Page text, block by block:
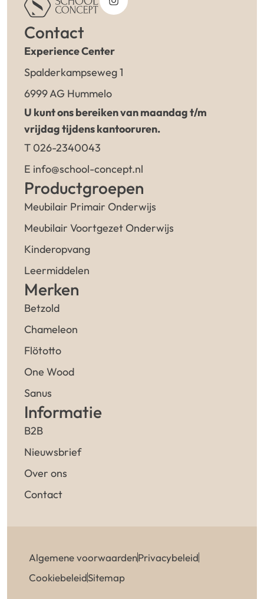
Contact
Experience Center
Spalderkampseweg 1
6999 AG Hummelo
U kunt ons bereiken van maandag t/m
vrijdag tijdens kantooruren.
T 026-2340043
E info@school-concept.nl
Productgroepen
Meubilair Primair Onderwijs
Meubilair Voortgezet Onderwijs
Kinderopvang
Leermiddelen
Merken
Betzold
Chameleon
Flötotto
One Wood
Sanus
Informatie
B2B
Nieuwsbrief
Over ons
Contact
Algemene voorwaardenPrivacybeleid
CookiebeleidSitemap